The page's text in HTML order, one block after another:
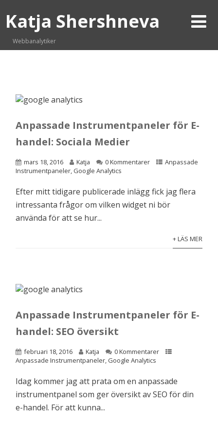
Katja Shershneva
Webbanalytiker
Anpassade Instrumentpaneler för E-
handel: Sociala Medier
mars 18, 2016 Katja 0 Kommentarer
Anpassade
Instrumentpaneler, Google Analytics
Efter mitt tidigare publicerade inlägg fick jag flera
intressanta frågor om vilken widget ni bör
använda för att se hur...
+ LÄS MER
Anpassade Instrumentpaneler för E-
handel: SEO översikt
februari 18, 2016 Katja
0 Kommentarer
Anpassade Instrumentpaneler, Google Analytics
Idag kommer jag att prata om en anpassade
instrumentpanel som ger översikt av SEO för din
e-handel. För att kunna...